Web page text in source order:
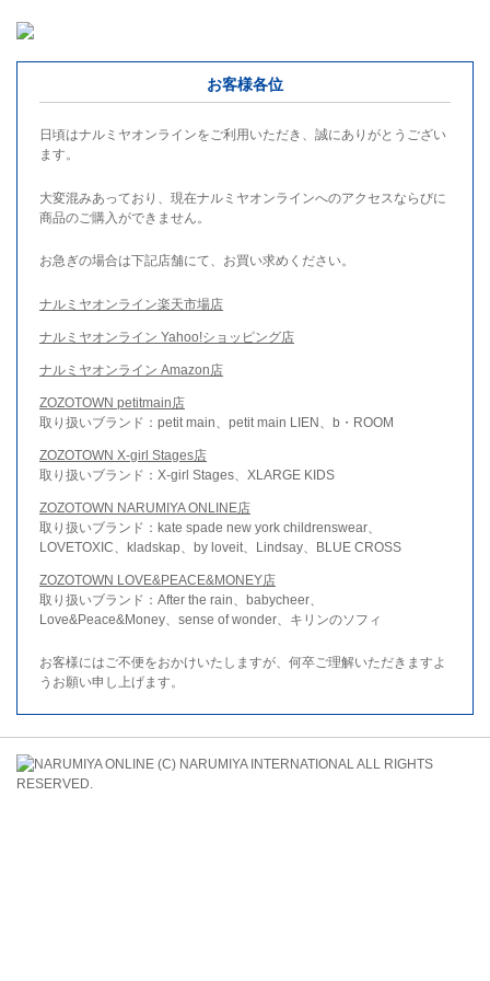
お客様各位
日頃はナルミヤオンラインをご利用いただき、誠にありがとうござい
ます。
大変混みあっており、現在ナルミヤオンラインへのアクセスならびに
商品のご購入ができません。
お急ぎの場合は下記店舗にて、お買い求めください。
ナルミヤオンライン楽天市場店
ナルミヤオンライン Yahoo!ショッピング店
ナルミヤオンライン Amazon店
ZOZOTOWN petitmain店
取り扱いブランド：petit main、petit main LIEN、b・ROOM
ZOZOTOWN X-girl Stages店
取り扱いブランド：X-girl Stages、XLARGE KIDS
ZOZOTOWN NARUMIYA ONLINE店
取り扱いブランド：kate spade new york childrenswear、
LOVETOXIC、kladskap、by loveit、Lindsay、BLUE CROSS
ZOZOTOWN LOVE&PEACE&MONEY店
取り扱いブランド：After the rain、babycheer、
Love&Peace&Money、sense of wonder、キリンのソフィ
お客様にはご不便をおかけいたしますが、何卒ご理解いただきますよ
うお願い申し上げます。